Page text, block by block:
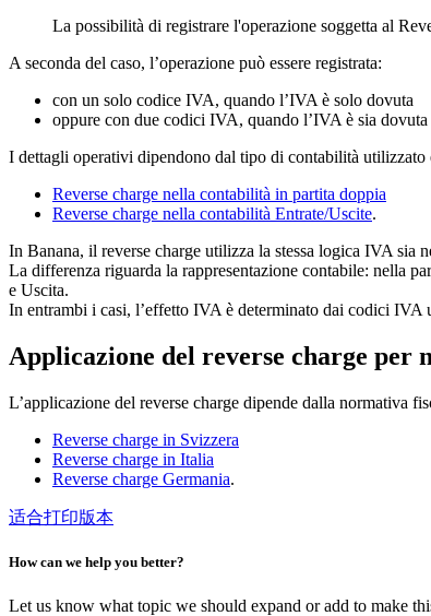
La possibilità di registrare l'operazione soggetta al
A seconda del caso, l’operazione può essere registrata:
con un solo codice IVA, quando l’IVA è solo dovuta
oppure con due codici IVA, quando l’IVA è sia dovuta
I dettagli operativi dipendono dal tipo di contabilità utilizzato
Reverse charge nella contabilità in partita doppia
Reverse charge nella contabilità Entrate/Uscite.
In Banana, il reverse charge utilizza la stessa logica IVA sia
La differenza riguarda la rappresentazione contabile: nella
e Uscita.
In entrambi i casi, l’effetto IVA è determinato dai codici IVA
Applicazione del reverse charge per
L’applicazione del reverse charge dipende dalla normativa
Reverse charge in Svizzera
Reverse charge in Italia
Reverse charge Germania.
适合打印版本
How can we help you better?
Let us know what topic we should expand or add to make